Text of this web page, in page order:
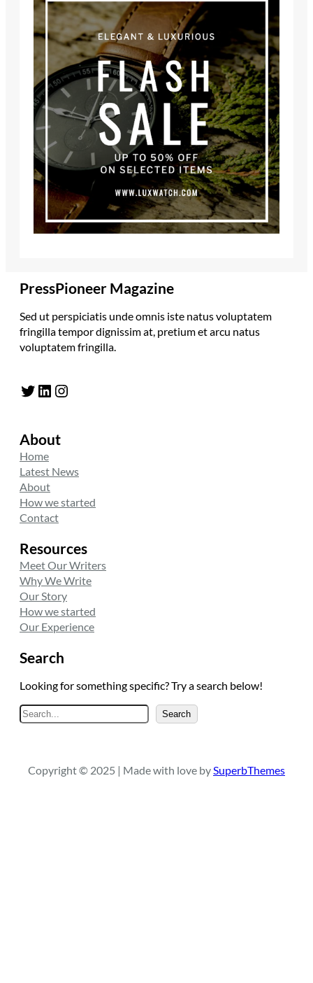
PressPioneer Magazine
Sed ut perspiciatis unde omnis iste natus voluptatem
fringilla tempor dignissim at, pretium et arcu natus
voluptatem fringilla.
Twitter LinkedIn Instagram
About
Home
Latest News
About
How we started
Contact
Resources
Meet Our Writers
Why We Write
Our Story
How we started
Our Experience
Search
Looking for something specific? Try a search below!
A
r
Search
Copyright © 2025 | Made with love bySuperbThemes